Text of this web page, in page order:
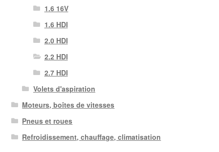
1.6 16V
1.6 HDI
2.0 HDI
2.2 HDI
2.7 HDI
Volets d'aspiration
Moteurs, boîtes de vitesses
Pneus et roues
Refroidissement, chauffage, climatisation